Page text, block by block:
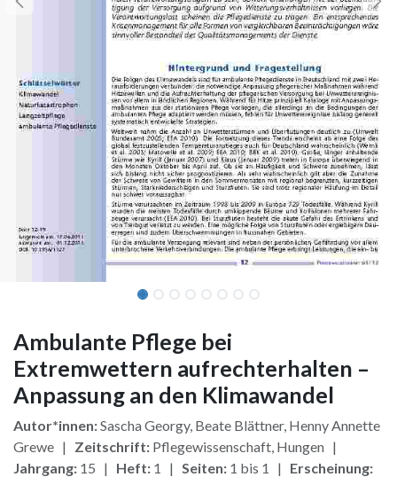
Ambulante Pflege bei
Extremwettern aufrechterhalten –
Anpassung an den Klimawandel
Autor*innen:Sascha Georgy, Beate Blättner, Henny Annette
Grewe | Zeitschrift: Pflegewissenschaft, Hungen |
Jahrgang: 15 | Heft: 1 | Seiten: 1 bis 1 | Erscheinung: